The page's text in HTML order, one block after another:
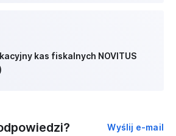
kas fiskalnych NOVITUS
Wyślij e-mail